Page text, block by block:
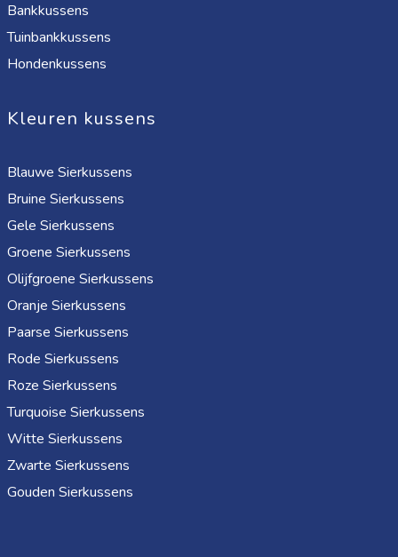
Bankkussens
Tuinbankkussens
Hondenkussens
Kleuren kussens
Blauwe Sierkussens
Bruine Sierkussens
Gele Sierkussens
Groene Sierkussens
Olijfgroene Sierkussens
Oranje Sierkussens
Paarse Sierkussens
Rode Sierkussens
Roze Sierkussens
Turquoise Sierkussens
Witte Sierkussens
Zwarte Sierkussens
Gouden Sierkussens